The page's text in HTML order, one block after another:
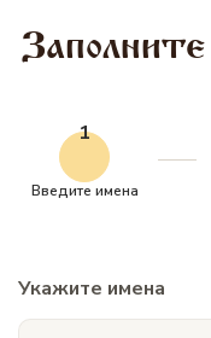
1
Введите имена
Укажите имена